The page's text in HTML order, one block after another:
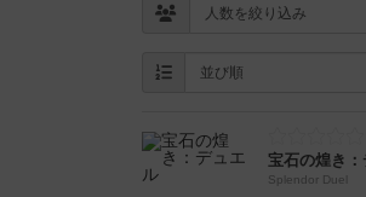
宝石の煌き
Splendor Duel